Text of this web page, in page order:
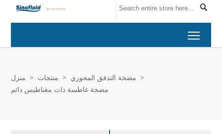

منزل > منتجات > مضخة التدفق المحوري >
مضخة غاطسة ذات مغناطيس دائم